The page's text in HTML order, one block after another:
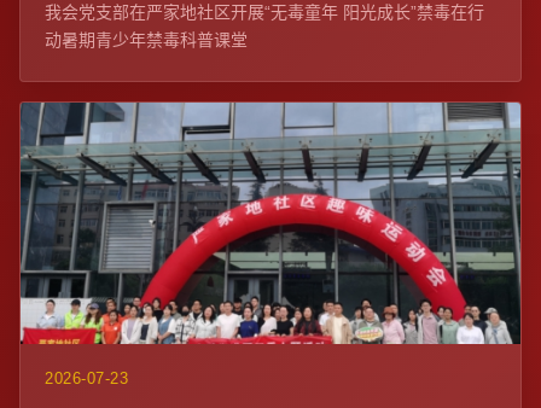
我会党支部在严家地社区开展“无毒童年 阳光成长”禁毒在行
动暑期青少年禁毒科普课堂
2026-07-23